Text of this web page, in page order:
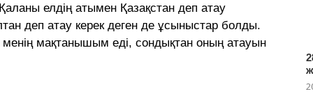
елдің атымен Қазақстан деп атау
деп атау керек деген де ұсыныстар болды.
мақтанышым еді, сондықтан оның атауын